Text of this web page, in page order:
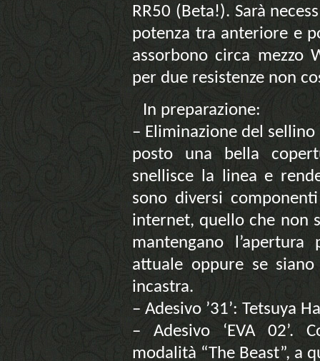
RR50 (Beta!). Sarà
potenza tra anteriore e
assorbono circa mezzo
per due resistenze non
In preparazione:
– Eliminazione del
posto una bella
snellisce la linea e
sono diversi
internet, quello che non
mantengano
attuale oppure se
incastra.
– Adesivo ’31’: Tetsuya
– Adesivo ‘EVA 02’.
modalità “The Beast”, a